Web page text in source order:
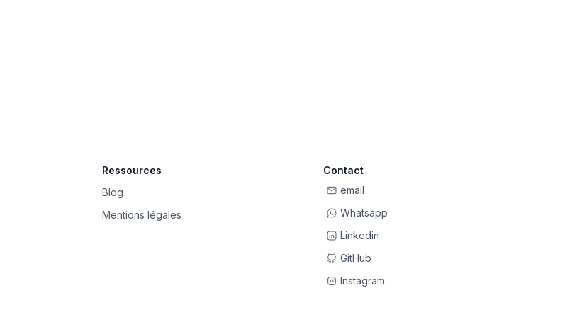
Ressources
Blog
Mentions légales
Contact
email
Whatsapp
Linkedin
GitHub
Instagram